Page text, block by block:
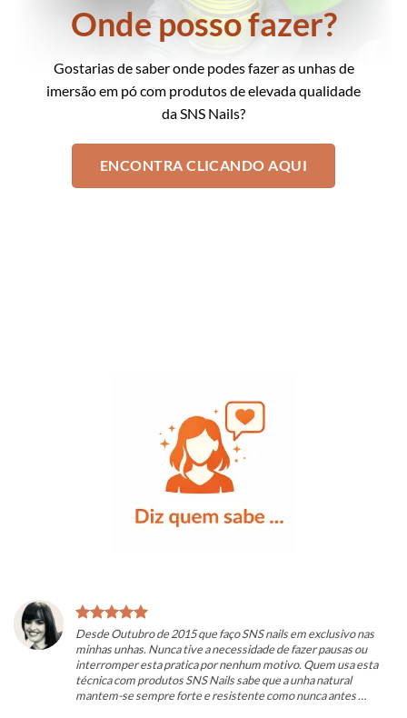
Onde posso fazer?
Gostarias de saber onde podes fazer as unhas de
imersão em pó com produtos de elevada qualidade
da SNS Nails?
ENCONTRA CLICANDO AQUI
Desde Outubro de 2015 que faço SNS nails em exclusivo nas
minhas unhas. Nunca tive a necessidade de fazer pausas ou
interromper esta pratica por nenhum motivo. Quem usa esta
técnica com produtos SNS Nails sabe que a unha natural
mantem-se sempre forte e resistente como nunca antes …